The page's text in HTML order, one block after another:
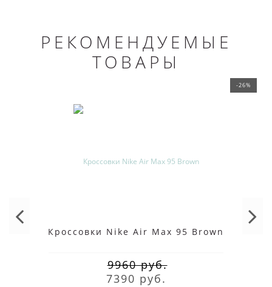
РЕКОМЕНДУЕМЫЕ
ТОВАРЫ
-26%
Кроссовки Nike Air Max 95 Brown
9960 руб.
7390 руб.